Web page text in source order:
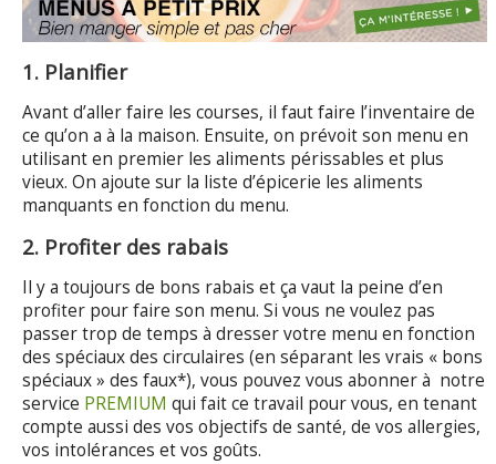
1. Planifier
Avant d’aller faire les courses, il faut faire l’inventaire de
ce qu’on a à la maison. Ensuite, on prévoit son menu en
utilisant en premier les aliments périssables et plus
vieux. On ajoute sur la liste d’épicerie les aliments
manquants en fonction du menu.
2. Profiter des rabais
Il y a toujours de bons rabais et ça vaut la peine d’en
profiter pour faire son menu. Si vous ne voulez pas
passer trop de temps à dresser votre menu en fonction
des spéciaux des circulaires (en séparant les vrais « bons
spéciaux » des faux*), vous pouvez vous abonner à notre
service PREMIUM qui fait ce travail pour vous, en tenant
compte aussi des vos objectifs de santé, de vos allergies,
vos intolérances et vos goûts.